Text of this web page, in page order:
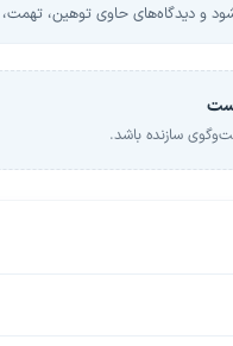
و دیدگاه‌های حاوی توهین، تهمت،
سازنده باشد.